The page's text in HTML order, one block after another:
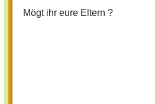
Mögt ihr eure